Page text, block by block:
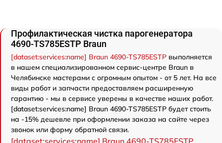
Профилактическая чистка парогенератора
4690-TS785ESTP Braun
[dataset:services:name] Braun 4690-TS785ESTP выполняется
в нашем специализированном сервис-центре Braun в
Челябинске мастерами с огромным опытом - от 5 лет. На все
виды работ и запчасти предоставляем расширенную
гарантию - мы в сервисе уверены в качестве наших работ.
[dataset:services:name] Braun 4690-TS785ESTP будет стоить
на -15% дешевле при оформлении заказа на сайте через
звонок или форму обратной связи.
[dataset:services:name] Braun 4690-TS785ESTP